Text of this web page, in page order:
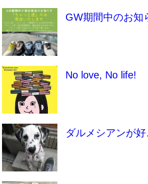
GW期間中のお知
No love, No life!
ダルメシアンが